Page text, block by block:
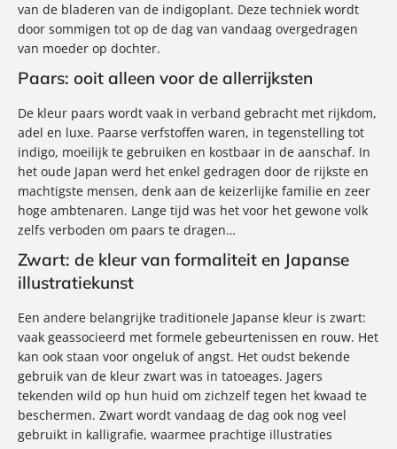
van de bladeren van de indigoplant. Deze techniek wordt
door sommigen tot op de dag van vandaag overgedragen
van moeder op dochter.
Paars: ooit alleen voor de allerrijksten
De kleur paars wordt vaak in verband gebracht met rijkdom,
adel en luxe. Paarse verfstoffen waren, in tegenstelling tot
indigo, moeilijk te gebruiken en kostbaar in de aanschaf. In
het oude Japan werd het enkel gedragen door de rijkste en
machtigste mensen, denk aan de keizerlijke familie en zeer
hoge ambtenaren. Lange tijd was het voor het gewone volk
zelfs verboden om paars te dragen…
Zwart: de kleur van formaliteit en Japanse
illustratiekunst
Een andere belangrijke traditionele Japanse kleur is zwart:
vaak geassocieerd met formele gebeurtenissen en rouw. Het
kan ook staan voor ongeluk of angst. Het oudst bekende
gebruik van de kleur zwart was in tatoeages. Jagers
tekenden wild op hun huid om zichzelf tegen het kwaad te
beschermen. Zwart wordt vandaag de dag ook nog veel
gebruikt in kalligrafie, waarmee prachtige illustraties